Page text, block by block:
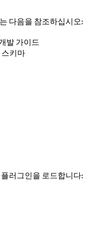
다음을 참조하십시오:
발 가이드
스키마
러그인을 로드합니다: